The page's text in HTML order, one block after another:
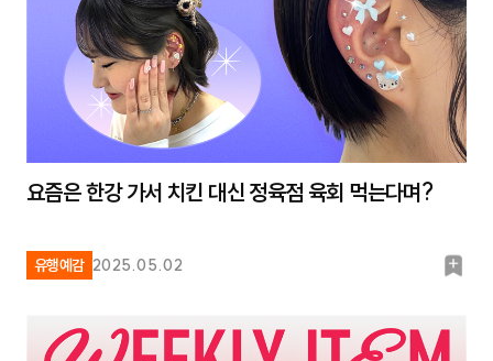
요즘은 한강 가서 치킨 대신 정육점 육회 먹는다며?
유행예감 2025.05.02
북
크